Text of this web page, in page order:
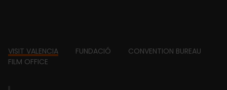
Footer
VISIT VALENCIA FUNDACIÓ
CONVENTION BUREAU
FILM OFFICE